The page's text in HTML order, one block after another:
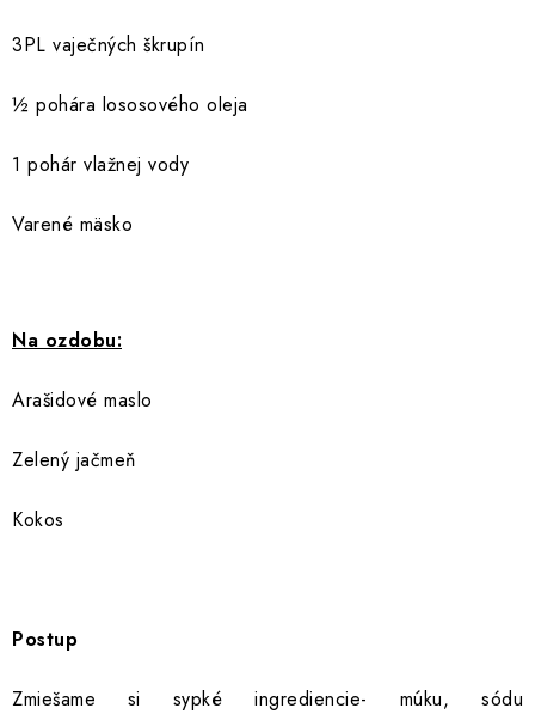
3PL vaječných škrupín
½ pohára lososového oleja
1 pohár vlažnej vody
Varené mäsko
Na ozdobu:
Arašidové maslo
Zelený jačmeň
Kokos
Postup
Zmiešame si sypké ingrediencie- múku, sódu